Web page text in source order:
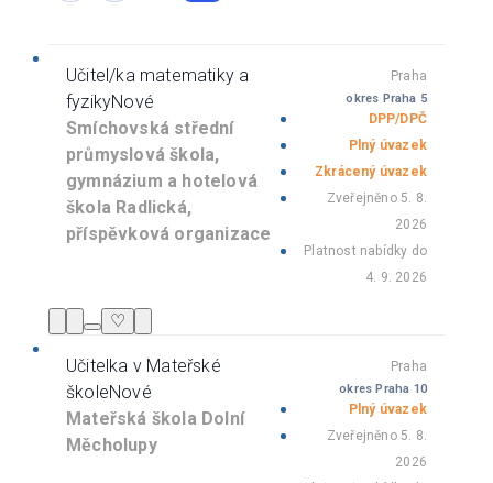
Učitel/ka matematiky a
fyzikyNové
Smíchovská střední
průmyslová škola,
gymnázium a hotelová
škola Radlická,
příspěvková organizace
Praha
okres Praha 5
DPP/DPČ
Plný úvazek
Zkrácený úvazek
Zveřejněno 5. 8.
2026
Platnost nabídky do
4. 9. 2026
♡
Učitelka v Mateřské
školeNové
Mateřská škola Dolní
Měcholupy
Praha
okres Praha 10
Plný úvazek
Zveřejněno 5. 8.
2026